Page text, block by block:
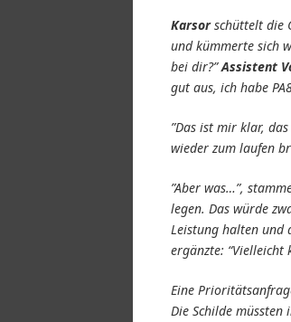
Karsorschüttelt die
und kümmerte sich
bei dir?”Assistent
gut aus, ich habe
”Das ist mir klar,
wieder zum laufen
”Aber was…”,
legen. Das würde
Leistung halten und
ergänzte:
Eine
Die Schilde müssten